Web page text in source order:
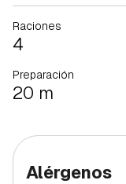
Raciones
4
Preparación
20 m
Alérgenos